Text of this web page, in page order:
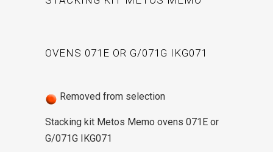
OVENS 071E OR G/071G IKG071
Removed from selection
Stacking kit Metos Memo ovens 071E or
G/071G IKG071